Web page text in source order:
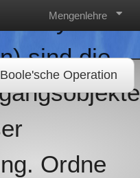
Mengenlehre
ein Zylinder
sind die
Ordne
Operation